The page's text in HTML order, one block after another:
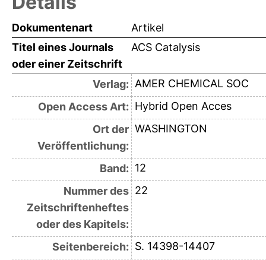
Dokumentenart
Artikel
Titel eines Journals
oder einer Zeitschrift
ACS Catalysis
Verlag: AMER CHEMICAL SOC
Open Access Art: Hybrid Open Acces
Ort der
Veröffentlichung:
WASHINGTON
Band: 12
Nummer des
Zeitschriftenheftes
oder des Kapitels:
22
Seitenbereich: S. 14398-14407